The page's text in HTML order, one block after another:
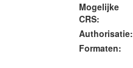
Mogelijke
CRS:
Authorisatie:
Formaten: